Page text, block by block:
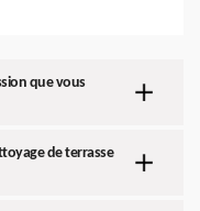
que vous
de terrasse